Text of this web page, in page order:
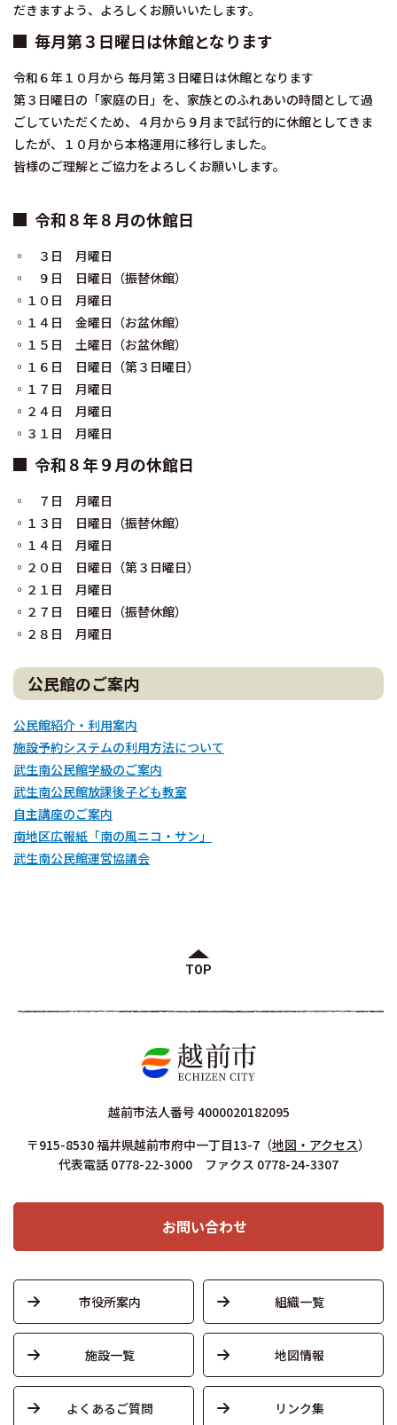
だきますよう、よろしくお願いいたします。
毎月第３日曜日は休館となります
令和６年１０月から 毎月第３日曜日は休館となります
第３日曜日の「家庭の日」を、家族とのふれあいの時間として過
ごしていただくため、４月から９月まで試行的に休館としてきま
したが、１０月から本格運用に移行しました。
皆様のご理解とご協力をよろしくお願いします。
令和８年８月の休館日
◦ ３日 月曜日
◦ ９日 日曜日（振替休館）
◦１０日 月曜日
◦１４日 金曜日（お盆休館）
◦１５日 土曜日（お盆休館）
◦１６日 日曜日（第３日曜日）
◦１７日 月曜日
◦２４日 月曜日
◦３１日 月曜日
令和８年９月の休館日
◦ ７日 月曜日
◦１３日 日曜日（振替休館）
◦１４日 月曜日
◦２０日 日曜日（第３日曜日）
◦２１日 月曜日
◦２７日 日曜日（振替休館）
◦２８日 月曜日
公民館のご案内
公民館紹介・利用案内
施設予約システムの利用方法について
武生南公民館学級のご案内
武生南公民館放課後子ども教室
自主講座のご案内
南地区広報紙「南の風ニコ・サン」
武生南公民館運営協議会
TOP
越前市法人番号 4000020182095
〒915-8530 福井県越前市府中一丁目13-7 （地図・アクセス）
代表電話 0778-22-3000 ファクス 0778-24-3307
お問い合わせ
市役所案内 組織一覧
施設一覧 地図情報
よくあるご質問 リンク集